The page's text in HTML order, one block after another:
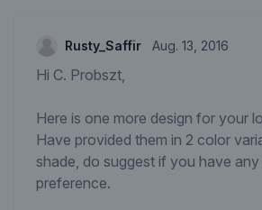
Rusty_Saffir Aug. 13, 2016
Hi C. Probszt,
Here is one more design for your
Have provided them in 2 color
shade, do suggest if you have
preference.